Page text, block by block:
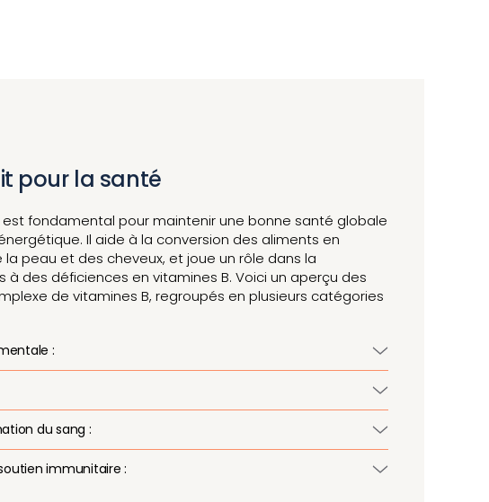
pour la santé
fondamental pour maintenir une bonne santé globale
Il aide à la conversion des aliments en
peau et des cheveux, et joue un rôle dans la
des déficiences en vitamines B. Voici un aperçu des
de vitamines B, regroupés en plusieurs catégories
:
du sang :
immunitaire :